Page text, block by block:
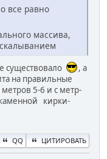
все равно
массива,
существовало
, а
на правильные
5-6 и с метр-
кирки-
QQ ЦИТИРОВАТЬ